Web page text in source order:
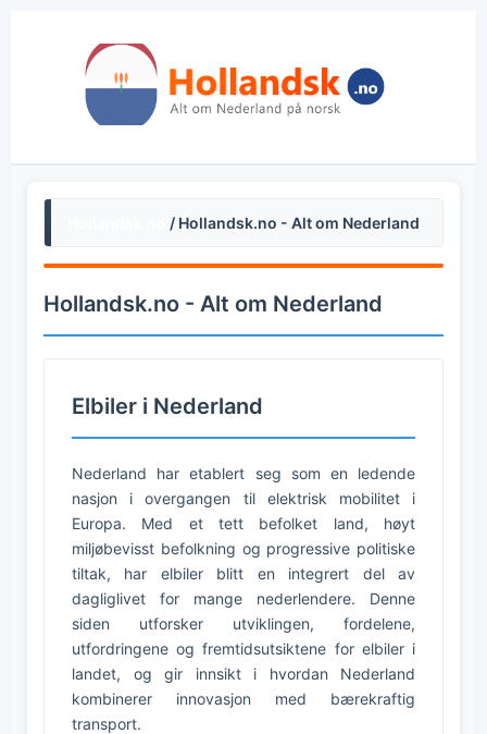
/ Hollandsk.no - Alt om Nederland
Hollandsk.no - Alt om Nederland
Elbiler i Nederland
Nederland har etablert seg som en ledende
nasjon i overgangen til elektrisk mobilitet i
Europa. Med et tett befolket land, høyt
miljøbevisst befolkning og progressive politiske
tiltak, har elbiler blitt en integrert del av
dagliglivet for mange nederlendere. Denne
siden utforsker utviklingen, fordelene,
utfordringene og fremtidsutsiktene for elbiler i
landet, og gir innsikt i hvordan Nederland
kombinerer innovasjon med bærekraftig
transport.